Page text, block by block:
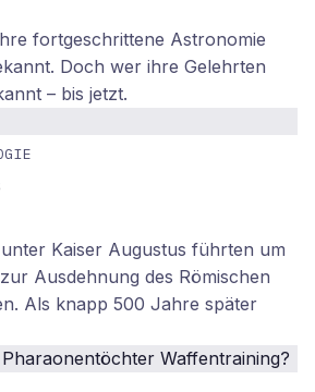
fortgeschrittene Astronomie
Doch wer ihre Gelehrten
– bis jetzt.
Kaiser Augustus führten um
Ausdehnung des Römischen
Als knapp 500 Jahre später